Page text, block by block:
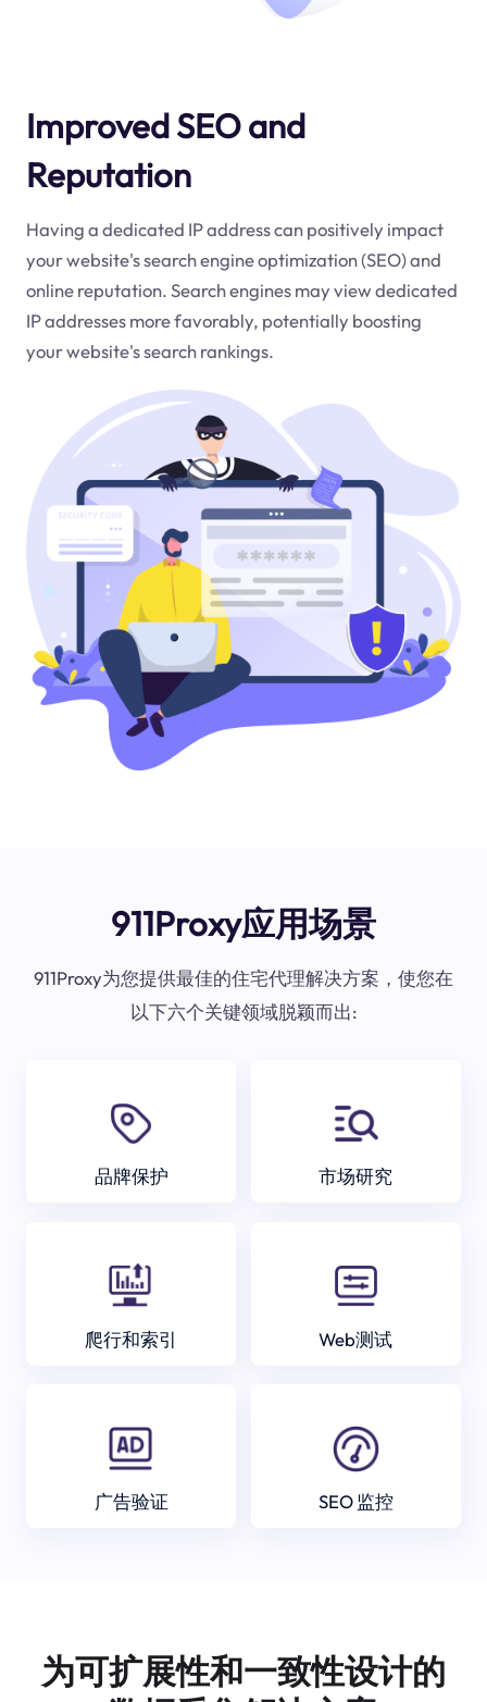
Improved SEO and
Reputation
Having a dedicated IP address can positively impact
your website's search engine optimization (SEO) and
online reputation. Search engines may view dedicated
IP addresses more favorably, potentially boosting
your website's search rankings.
911Proxy应用场景
911Proxy为您提供最佳的住宅代理解决方案，使您在
以下六个关键领域脱颖而出:
品牌保护 市场研究
爬行和索引 Web测试
广告验证 SEO 监控
为可扩展性和一致性设计的